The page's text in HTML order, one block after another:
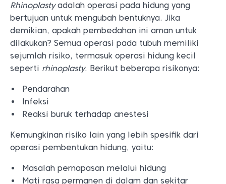
Rhinoplastyadalah operasi pada hidung yang
bertujuan untuk mengubah bentuknya. Jika
demikian, apakah pembedahan ini aman untuk
dilakukan? Semua operasi pada tubuh memiliki
sejumlah risiko, termasuk operasi hidung kecil
seperti rhinoplasty. Berikut beberapa risikonya:
Pendarahan
Infeksi
Reaksi buruk terhadap anestesi
Kemungkinan risiko lain yang lebih spesifik dari
operasi pembentukan hidung, yaitu:
Masalah pernapasan melalui hidung
Mati rasa permanen di dalam dan sekitar